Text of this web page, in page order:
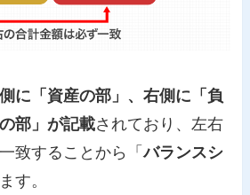
に「資産の部」、右側に「負
部」が記載されており、左右
致することから「バランスシ
す。